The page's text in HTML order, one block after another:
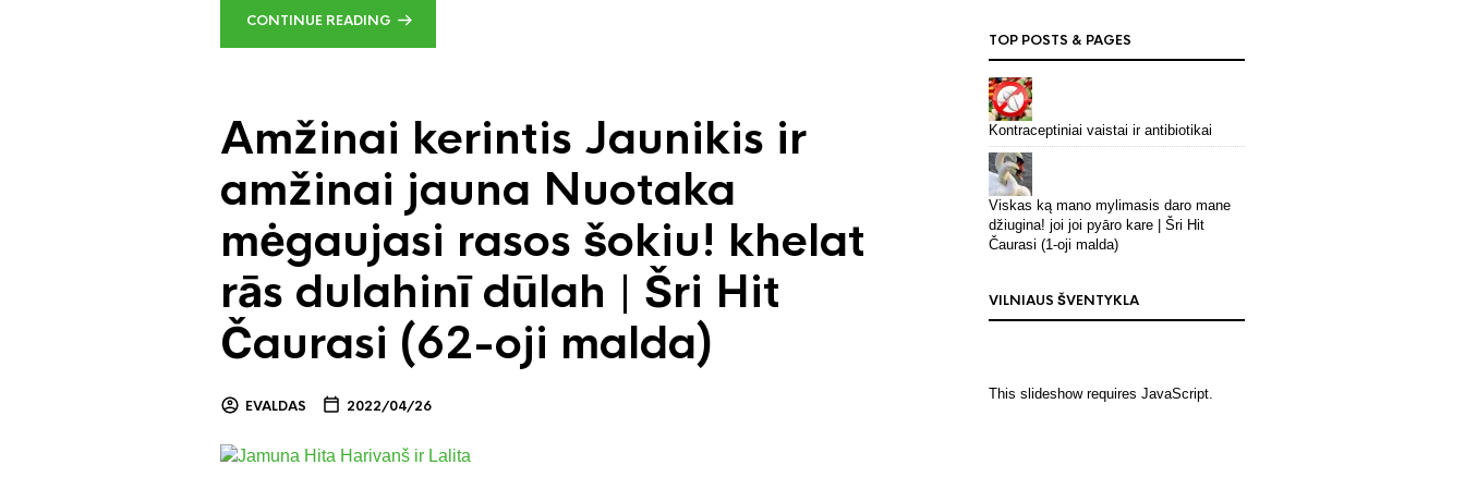
CONTINUE READING
Amžinai kerintis Jaunikis ir
amžinai jauna Nuotaka
mėgaujasi rasos šokiu! khelat
rās dulahinī dūlah | Šri Hit
Čaurasi (62-oji malda)
EVALDAS 2022/04/26
TOP POSTS & PAGES
Kontraceptiniai vaistai ir antibiotikai
Viskas ką mano mylimasis daro mane
džiugina! joi joi pyāro kare | Šri Hit
Čaurasi (1-oji malda)
VILNIAUS ŠVENTYKLA
This slideshow requires JavaScript.